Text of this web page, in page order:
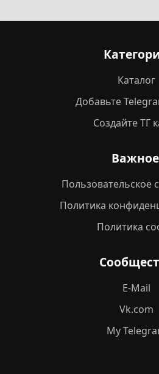
Каталог
Добавьте
Создайте ТГ
Пользовательское
Политика
Политика
E-Mail
Vk.com
My